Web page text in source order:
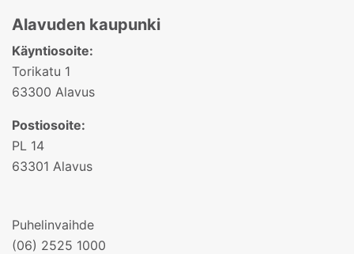
Alavuden kaupunki
Käyntiosoite:
Torikatu 1
63300 Alavus
Postiosoite:
PL 14
63301 Alavus
Puhelinvaihde
(06) 2525 1000